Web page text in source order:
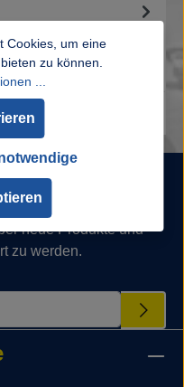
im SSC
90 x 15mm
erscheinenden
neue Produkte und
zu werden.
Cookies, um eine
zu können.
...